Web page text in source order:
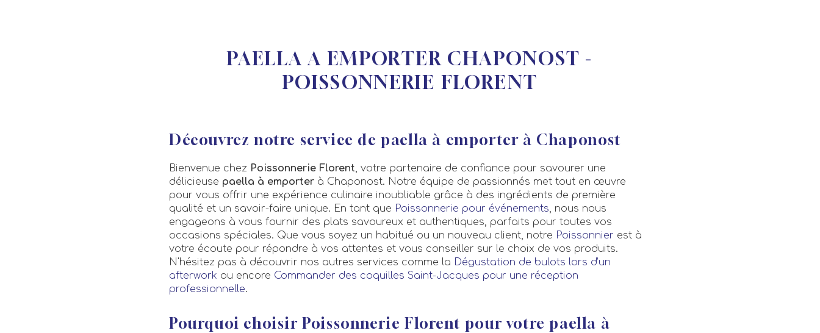
PAELLA A EMPORTER CHAPONOST -
POISSONNERIE FLORENT
Découvrez notre service de paella à emporter à Chaponost
Bienvenue chez Poissonnerie Florent, votre partenaire de confiance pour savourer une
délicieuse paella à emporter à Chaponost. Notre équipe de passionnés met tout en œuvre
pour vous offrir une expérience culinaire inoubliable grâce à des ingrédients de première
qualité et un savoir-faire unique. En tant que Poissonnerie pour événements, nous nous
engageons à vous fournir des plats savoureux et authentiques, parfaits pour toutes vos
occasions spéciales. Que vous soyez un habitué ou un nouveau client, notre Poissonnier est à
votre écoute pour répondre à vos attentes et vous conseiller sur le choix de vos produits.
N'hésitez pas à découvrir nos autres services comme la Dégustation de bulots lors d’un
afterwork ou encore Commander des coquilles Saint-Jacques pour une réception
professionnelle.
Pourquoi choisir Poissonnerie Florent pour votre paella à